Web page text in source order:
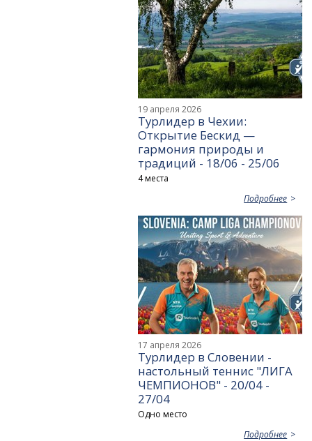
19 апреля 2026
Турлидер в Чехии:
Открытие Бескид —
гармония природы и
традиций - 18/06 - 25/06
4 места
Подробнее
17 апреля 2026
Турлидер в Словении -
настольный теннис "ЛИГА
ЧЕМПИОНОВ" - 20/04 -
27/04
Одно место
Подробнее